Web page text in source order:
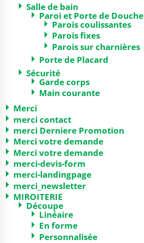
Salle de bain
Paroi et Porte de Douche
Parois coulissantes
Parois fixes
Parois sur charnières
Porte de Placard
Sécurité
Garde corps
Main courante
Merci
merci contact
merci Derniere Promotion
Merci votre demande
Merci votre demande
merci-devis-form
merci-landingpage
merci_newsletter
MIROITERIE
Découpe
Linéaire
En forme
Personnalisée